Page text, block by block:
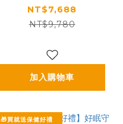
星x食技研】青春好眠
三效關鍵組｜太陽星克
研膠原蛋白3盒
NT$7,688
NT$9,780
加入購物車
🎁買就送保健好禮